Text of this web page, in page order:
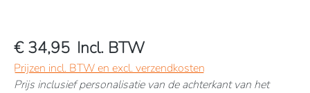
€ 34,95 Incl. BTW
Prijzen incl. BTW en excl. verzendkosten
Prijs inclusief personalisatie van de achterkant van het